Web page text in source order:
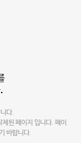
다.
된 페이지 입니다. 페이
바랍니다.